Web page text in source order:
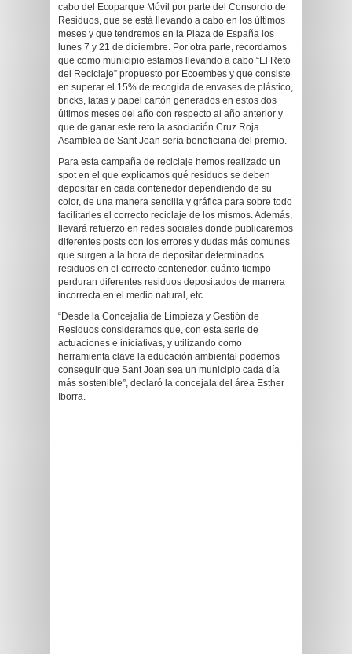
cabo del Ecoparque Móvil por parte del Consorcio de
Residuos, que se está llevando a cabo en los últimos
meses y que tendremos en la Plaza de España los
lunes 7 y 21 de diciembre. Por otra parte, recordamos
que como municipio estamos llevando a cabo “El Reto
del Reciclaje” propuesto por Ecoembes y que consiste
en superar el 15% de recogida de envases de plástico,
bricks, latas y papel cartón generados en estos dos
últimos meses del año con respecto al año anterior y
que de ganar este reto la asociación Cruz Roja
Asamblea de Sant Joan sería beneficiaria del premio.
Para esta campaña de reciclaje hemos realizado un
spot en el que explicamos qué residuos se deben
depositar en cada contenedor dependiendo de su
color, de una manera sencilla y gráfica para sobre todo
facilitarles el correcto reciclaje de los mismos. Además,
llevará refuerzo en redes sociales donde publicaremos
diferentes posts con los errores y dudas más comunes
que surgen a la hora de depositar determinados
residuos en el correcto contenedor, cuánto tiempo
perduran diferentes residuos depositados de manera
incorrecta en el medio natural, etc.
“Desde la Concejalía de Limpieza y Gestión de
Residuos consideramos que, con esta serie de
actuaciones e iniciativas, y utilizando como
herramienta clave la educación ambiental podemos
conseguir que Sant Joan sea un municipio cada día
más sostenible”, declaró la concejala del área Esther
Iborra.